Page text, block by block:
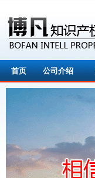
首页 公司介绍